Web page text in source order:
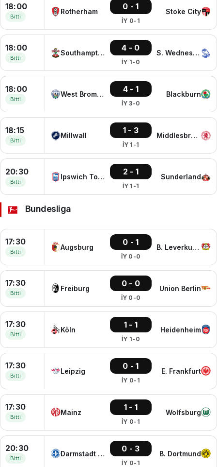
18:00
Bitti
Rotherham
0 - 1
İY 0-1
Stoke City
18:00
Bitti
Southampton
4 - 0
İY 1-0
S. Wednesday
18:00
Bitti
West Bromwich
4 - 1
İY 3-0
Blackburn
18:15
Bitti
Millwall
1 - 3
İY 1-1
Middlesbrough
20:30
Bitti
Ipswich Town
2 - 1
İY 1-1
Sunderland
Bundesliga
17:30
Bitti
Augsburg
0 - 1
İY 0-0
B. Leverkusen
17:30
Bitti
Freiburg
0 - 0
İY 0-0
Union Berlin
17:30
Bitti
Köln
1 - 1
İY 1-0
Heidenheim
17:30
Bitti
Leipzig
0 - 1
İY 0-1
E. Frankfurt
17:30
Bitti
Mainz
1 - 1
İY 0-1
Wolfsburg
20:30
Bitti
Darmstadt 98
0 - 3
İY 0-1
B. Dortmund